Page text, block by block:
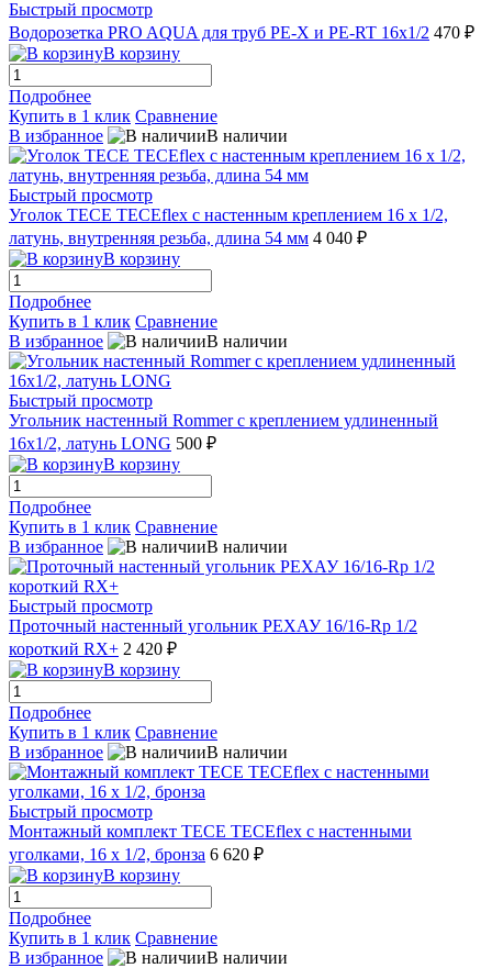
Быстрый просмотр
Водорозетка PRO AQUA для труб РЕ-Х и PE-RT 16x1/2 470 ₽
В корзину
Подробнее
Купить в 1 клик Сравнение
В избранное
В наличии
Быстрый просмотр
Уголок TECE TECEflex с настенным креплением 16 х 1/2,
латунь, внутренняя резьба, длина 54 мм 4 040 ₽
В корзину
Подробнее
Купить в 1 клик Сравнение
В избранное
В наличии
Быстрый просмотр
Угольник настенный Rommer с креплением удлиненный
16x1/2, латунь LONG 500 ₽
В корзину
Подробнее
Купить в 1 клик Сравнение
В избранное
В наличии
Быстрый просмотр
Проточный настенный угольник РЕХАУ 16/16-Rp 1/2
короткий RX+ 2 420 ₽
В корзину
Подробнее
Купить в 1 клик Сравнение
В избранное
В наличии
Быстрый просмотр
Монтажный комплект TECE TECEflex с настенными
уголками, 16 х 1/2, бронза 6 620 ₽
В корзину
Подробнее
Купить в 1 клик Сравнение
В избранное
В наличии